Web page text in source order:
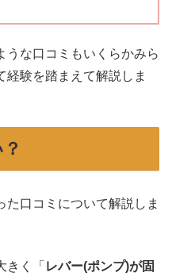
うな口コミもいくらかみら
経験を踏まえて解説しま
た口コミについて解説しま
きく「 レバー(ポンプ)が固